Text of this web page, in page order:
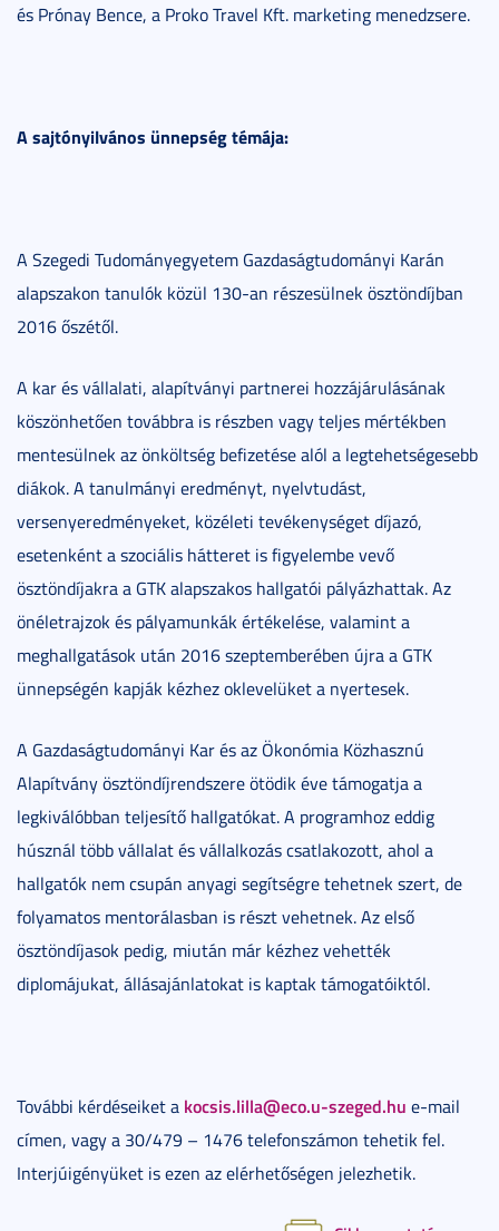
és Prónay Bence, a Proko Travel Kft. marketing menedzsere.
A sajtónyilvános ünnepség témája:
A Szegedi Tudományegyetem Gazdaságtudományi Karán
alapszakon tanulók közül 130-an részesülnek ösztöndíjban
2016 őszétől.
A kar és vállalati, alapítványi partnerei hozzájárulásának
köszönhetően továbbra is részben vagy teljes mértékben
mentesülnek az önköltség befizetése alól a legtehetségesebb
diákok. A tanulmányi eredményt, nyelvtudást,
versenyeredményeket, közéleti tevékenységet díjazó,
esetenként a szociális hátteret is figyelembe vevő
ösztöndíjakra a GTK alapszakos hallgatói pályázhattak. Az
önéletrajzok és pályamunkák értékelése, valamint a
meghallgatások után 2016 szeptemberében újra a GTK
ünnepségén kapják kézhez oklevelüket a nyertesek.
A Gazdaságtudományi Kar és az Ökonómia Közhasznú
Alapítvány ösztöndíjrendszere ötödik éve támogatja a
legkiválóbban teljesítő hallgatókat. A programhoz eddig
húsznál több vállalat és vállalkozás csatlakozott, ahol a
hallgatók nem csupán anyagi segítségre tehetnek szert, de
folyamatos mentorálasban is részt vehetnek. Az első
ösztöndíjasok pedig, miután már kézhez vehették
diplomájukat, állásajánlatokat is kaptak támogatóiktól.
További kérdéseiket a kocsis.lilla@eco.u-szeged.hu e-mail
címen, vagy a 30/479 – 1476 telefonszámon tehetik fel.
Interjúigényüket is ezen az elérhetőségen jelezhetik.